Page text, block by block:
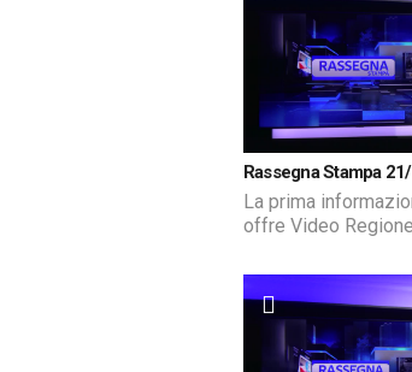
Rassegna Stampa
La prima
offre Video Regione